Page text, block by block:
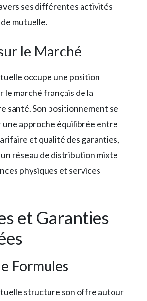
ses différentes activités
mutuelle.
le Marché
occupe une position
le marché français de la
santé. Son positionnement se
une approche équilibrée entre
et qualité des garanties,
un réseau de distribution mixte
physiques et services
et Garanties
Formules
structure son offre autour